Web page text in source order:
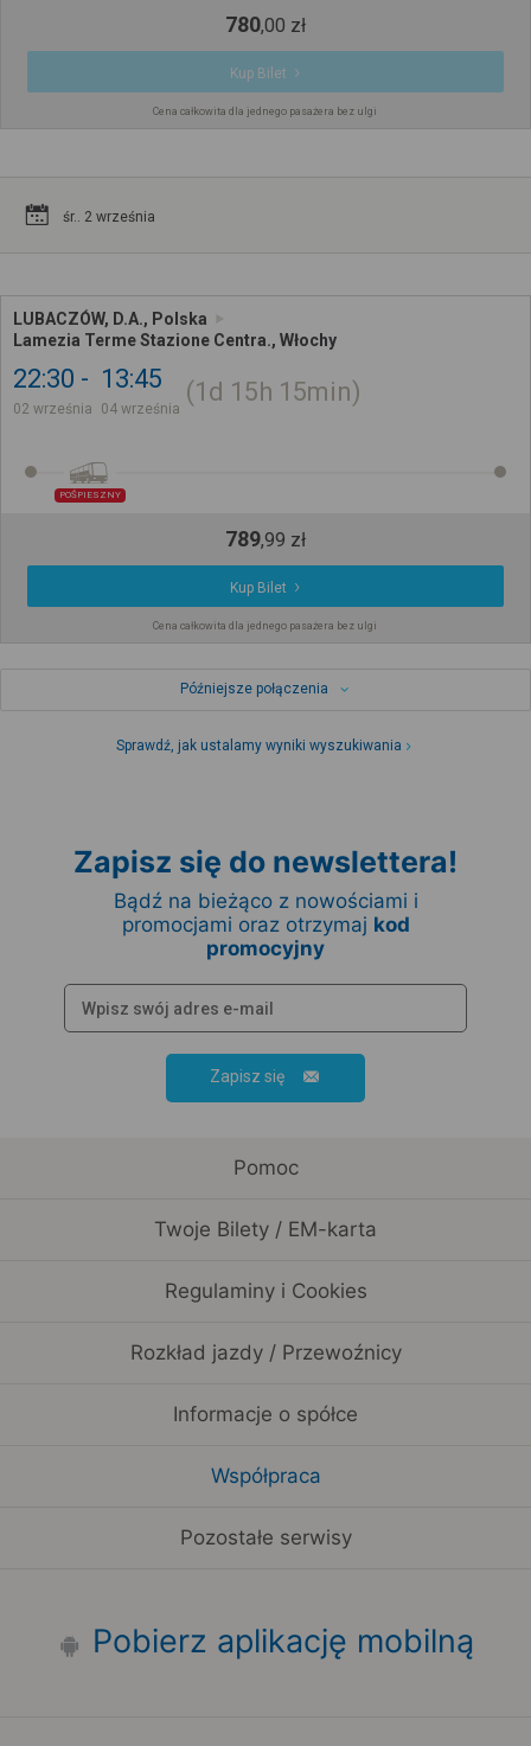
780,00 zł
Kup Bilet
Cena całkowita dla jednego pasażera bez ulgi
śr.. 2 września
LUBACZÓW, D.A., Polska
Lamezia Terme Stazione Centra., Włochy
22:30
02 września
13:45
04 września
1d 15h 15min
POŚPIESZNY
789,99 zł
Kup Bilet
Cena całkowita dla jednego pasażera bez ulgi
Późniejsze połączenia
Sprawdź, jak ustalamy wyniki wyszukiwania
Zapisz się do newslettera!
Bądź na bieżąco z nowościami i
promocjami oraz otrzymaj kod
promocyjny
Zapisz się
Pomoc
Twoje Bilety / EM-karta
Regulaminy i Cookies
Rozkład jazdy / Przewoźnicy
Informacje o spółce
Współpraca
Pozostałe serwisy
Pobierz aplikację mobilną